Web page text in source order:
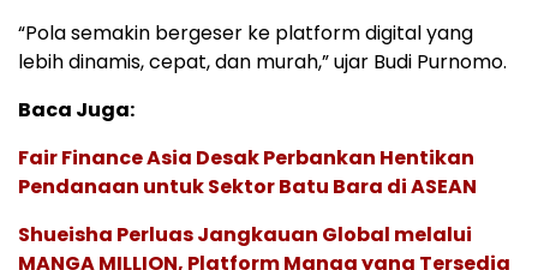
“Pola semakin bergeser ke platform digital yang
lebih dinamis, cepat, dan murah,” ujar Budi Purnomo.
Baca Juga:
Fair Finance Asia Desak Perbankan Hentikan
Pendanaan untuk Sektor Batu Bara di ASEAN
Shueisha Perluas Jangkauan Global melalui
MANGA MILLION, Platform Manga yang Tersedia